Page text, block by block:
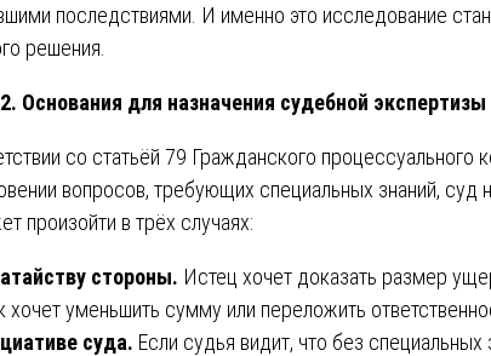
последствиями. И именно это исследование
решения.
Основания для назначения судебной экспертизы
со статьёй 79 Гражданского процессуального
вопросов, требующих специальных знаний, суд
произойти в трёх случаях:
стороны. Истец хочет доказать размер
хочет уменьшить сумму или переложить
суда. Если судья видит, что без специальных